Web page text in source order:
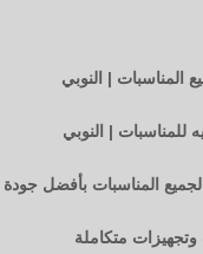
المناسبات | النوبي
للمناسبات | النوبي
المناسبات بأفضل جودة
متكاملة